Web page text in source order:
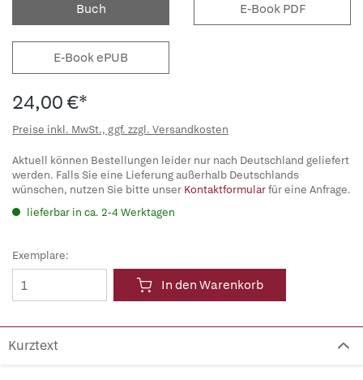
Buch E-Book PDF
E-Book ePUB
24,00 €*
Preise inkl. MwSt., ggf. zzgl. Versandkosten
Aktuell können Bestellungen leider nur nach Deutschland geliefert
werden. Falls Sie eine Lieferung außerhalb Deutschlands
wünschen, nutzen Sie bitte unser Kontaktformularfür eine Anfrage.
lieferbar in ca. 2-4 Werktagen
Exemplare:
In den Warenkorb
Kurztext